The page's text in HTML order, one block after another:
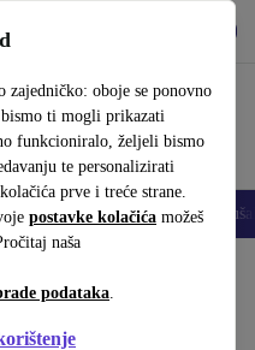
oboje se ponovno
ti mogli prikazati
funkcioniralo, željeli bismo
te personalizirati
prve i treće strane.
postavke kolačića možeš
naša
podataka.
Pametni satovi Dodaci
Tabakbraun